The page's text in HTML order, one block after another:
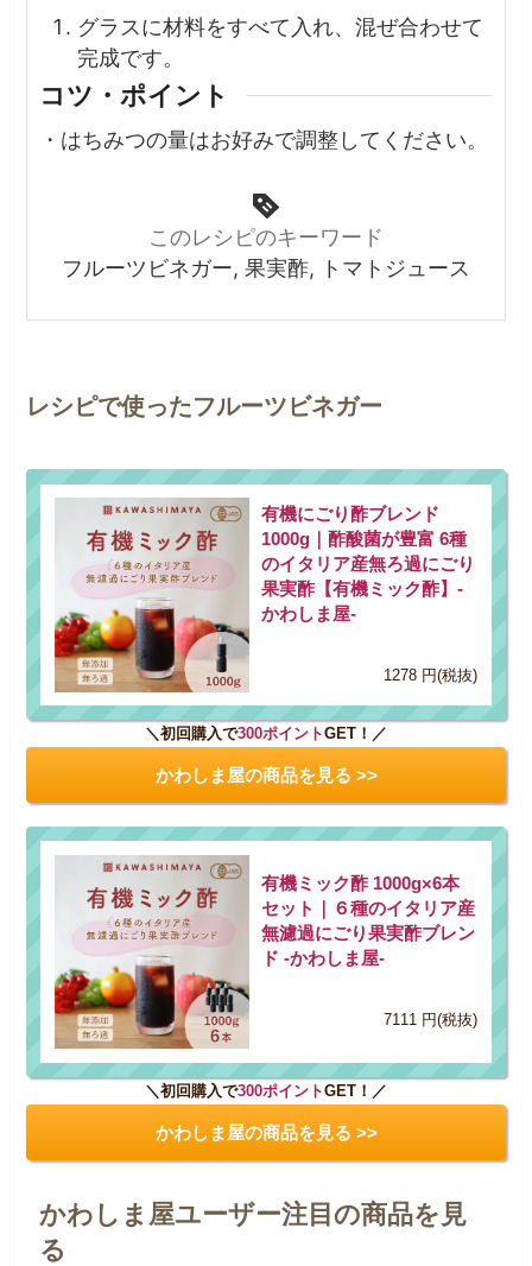
グラスに材料をすべて入れ、混ぜ合わせて
完成です。
コツ・ポイント
・はちみつの量はお好みで調整してください。
このレシピのキーワード
フルーツビネガー, 果実酢, トマトジュース
レシピで使ったフルーツビネガー
有機にごり酢ブレンド
1000g｜酢酸菌が豊富 6種
のイタリア産無ろ過にごり
果実酢【有機ミック酢】-
かわしま屋-
1278 円(税抜)
＼初回購入で300ポイントGET！／
かわしま屋の商品を見る >>
有機ミック酢 1000g×6本
セット｜６種のイタリア産
無濾過にごり果実酢ブレン
ド -かわしま屋-
7111 円(税抜)
＼初回購入で300ポイントGET！／
かわしま屋の商品を見る >>
かわしま屋ユーザー注目の商品を見
る